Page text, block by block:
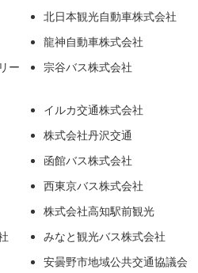
北日本観光自動車株式会社
龍神自動車株式会社
ー
宗谷バス株式会社
イルカ交通株式会社
株式会社丹沢交通
函館バス株式会社
西東京バス株式会社
株式会社高知駅前観光
みなと観光バス株式会社
安曇野市地域公共交通協議会